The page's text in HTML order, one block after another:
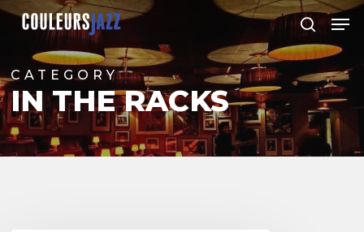
Skip
content
search
CATEGORY
IN THE RACKS
Close
Menu